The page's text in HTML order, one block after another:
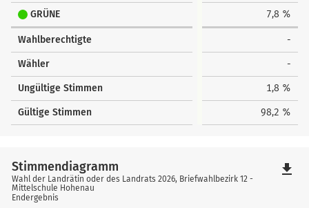
GRÜNE 7,8 %
Wahlberechtigte -
Wähler -
Ungültige Stimmen 1,8 %
Gültige Stimmen 98,2 %
Stimmendiagramm
Wahl der Landrätin oder des Landrats 2026, Briefwahlbezirk 12 -
Mittelschule Hohenau
Endergebnis
file_download